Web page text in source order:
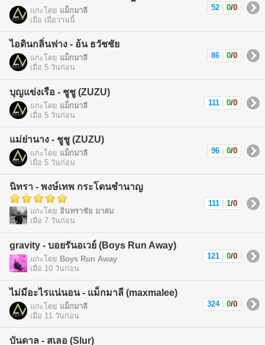
แกะโดย แม็กมาลี
เมื่อ เมื่อวานนี้
52 0/0
ไอดินกลิ่นฟาง - อ้น ธวัชชัย
แกะโดย แม็กมาลี
เมื่อ 5 วันก่อน
86 0/0
บุญแข่งเรือ - ชูชู (ZUZU)
แกะโดย แม็กมาลี
เมื่อ 5 วันก่อน
111 0/0
แม่ย่านาง - ชูชู (ZUZU)
แกะโดย แม็กมาลี
เมื่อ 5 วันก่อน
96 0/0
นิทรา - พงษ์เทพ กระโดนชำนาญ
แกะโดย อินทราชัย มาสม
เมื่อ 7 วันก่อน
111 1/0
gravity - บอยรันอเวย์ (Boys Run Away)
แกะโดย Boys Run Away
เมื่อ 10 วันก่อน
121 0/0
ไม่มีอะไรแน่นอน - แม็กมาลี (maxmalee)
แกะโดย แม็กมาลี
เมื่อ 11 วันก่อน
324 0/0
บันดาล - สเลอ (Slur)